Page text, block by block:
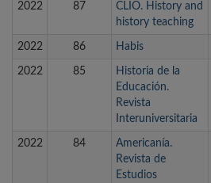
2022 87
CLIO. History and
history teaching
2022 86 Habis
2022 85
Historia de la
Educación.
Revista
Interuniversitaria
2022 84
Americanía.
Revista de
Estudios